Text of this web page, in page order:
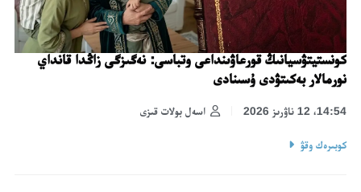
كونستيتۋسيانىڭ قورعاۋىنداعى وتباسى: نەگىزگى زاڭدا قانداي
نورمالار بەكىتۋدى ۇسىنادى
اسەل بولات قىزى 14:54، 12 ناۋرىز 2026
كوبىرەك وقۋ